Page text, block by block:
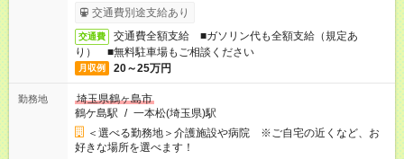
交通費別途支給あり
交通費
交通費全額支給 ■ガソリン代も全額支給（規定あ
り） ■無料駐車場もご相談ください
月収例 20～25万円
勤務地
埼玉県鶴ヶ島市
鶴ケ島駅 / 一本松(埼玉県)駅
＜選べる勤務地＞介護施設や病院 ※ご自宅の近くなど、お
好きな場所を選べます！